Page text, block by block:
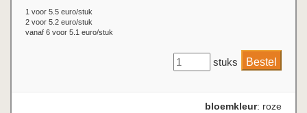
1 voor 5.5 euro/stuk
2 voor 5.2 euro/stuk
vanaf 6 voor 5.1 euro/stuk
stuks
bloemkleur: roze